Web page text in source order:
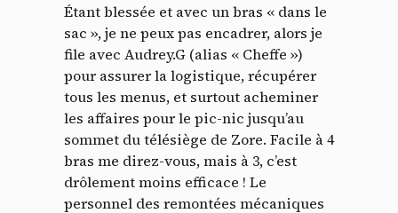
Étant blessée et avec un bras « dans le
sac », je ne peux pas encadrer, alors je
file avec Audrey.G (alias « Cheffe »)
pour assurer la logistique, récupérer
tous les menus, et surtout acheminer
les affaires pour le pic-nic jusqu’au
sommet du télésiège de Zore. Facile à 4
bras me direz-vous, mais à 3, c’est
drôlement moins efficace ! Le
personnel des remontées mécaniques